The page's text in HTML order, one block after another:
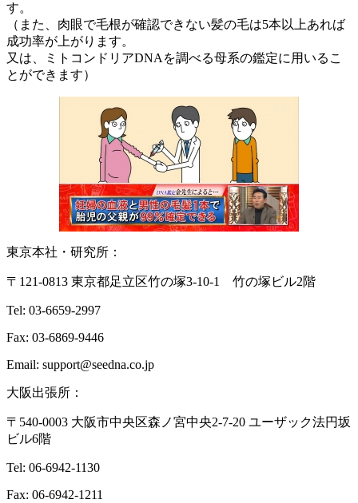
す。
（また、肉眼で毛根が確認できない髪の毛は5本以上あれば
成功率が上がります。
又は、ミトコンドリアDNAを調べる母系の鑑定に用いるこ
とができます）
東京本社・研究所：
〒121-0813 東京都足立区竹の塚3-10-1 竹の塚ビル2階
Tel: 03-6659-2997
Fax: 03-6869-9446
Email: support@seedna.co.jp
大阪出張所：
〒540-0003 大阪市中央区森ノ宮中央2-7-20 ユーザック法円坂
ビル6階
Tel: 06-6942-1130
Fax: 06-6942-1211